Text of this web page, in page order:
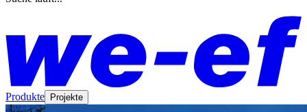
Produkte Projekte